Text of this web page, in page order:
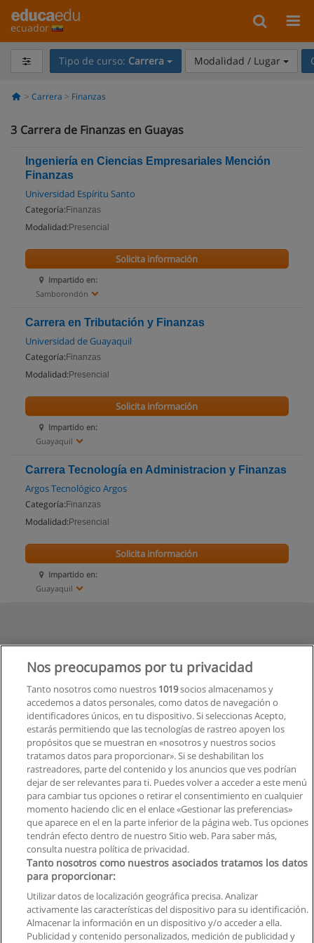
ecuador
Tipo de curso: Carrera Modalidad / Lugar
Carrera Finanzas
3 Carrera de Finanzas en Guayas
Ingeniería en Ciencias Empresariales Mención
Finanzas
Universidad Espíritu Santo
Categoría: Finanzas
Modalidad: Presencial
Impartido en:
Samborondón
Solicita información
Carrera en Tributación y Finanzas
Universidad de Guayaquil
Categoría: Finanzas
Modalidad: Presencial
Impartido en:
Guayaquil
Solicita información
Carrera Tecnología en Administracion y Finanzas
Argos Tecnológico Argos
Categoría: Finanzas
Modalidad: Presencial
Impartido en:
Guayaquil
Solicita información
Reglas de uso
Nos preocupamos por tu privacidad
Tanto nosotros como nuestros 1019socios almacenamos y
accedemos a datos personales, como datos de navegación o
identificadores únicos, en tu dispositivo. Si seleccionas Acepto,
estarás permitiendo que las tecnologías de rastreo apoyen los
propósitos que se muestran en «nosotros y nuestros socios
tratamos datos para proporcionar». Si se deshabilitan los
rastreadores, parte del contenido y los anuncios que ves podrían
dejar de ser relevantes para ti. Puedes volver a acceder a este menú
para cambiar tus opciones o retirar el consentimiento en cualquier
momento haciendo clic en el enlace «Gestionar las preferencias»
que aparece en el en la parte inferior de la página web. Tus opciones
tendrán efecto dentro de nuestro Sitio web. Para saber más,
consulta nuestra política de privacidad.
Tanto nosotros como nuestros asociados tratamos los datos
para proporcionar:
Utilizar datos de localización geográfica precisa. Analizar
activamente las características del dispositivo para su identificación.
Almacenar la información en un dispositivo y/o acceder a ella.
Publicidad y contenido personalizados, medición de publicidad y